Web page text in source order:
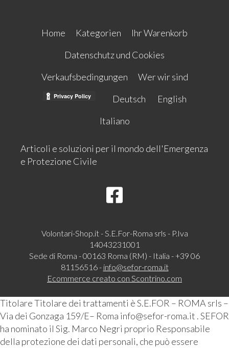
Home Kategorien
Ihr Warenkorb
Datenschutz und Cookies
Verkaufsbedingungen
Wer wir sind
Deutsch
English
Italiano
Articoli e soluzioni per il mondo dell'Emergenza
e Protezione Civile
Volontari-Shop.it - S.E.For-Roma srls - P.Iva
14043231001
Sede di Roma - 00163 Roma (RM) - Italia - +39 06
81156516 - info@sefor-roma.it
Ecommerce creato con Scontrino.com
Titolare Titolare dei trattamenti è S.E.FOR – ROMA srls –
Via dei Gonzaga 159/E– Roma info@sefor-roma.it . SEFOR
ha nominato il Sig. Marco Negri proprio Responsabile
della protezione dei dati personali, che può essere